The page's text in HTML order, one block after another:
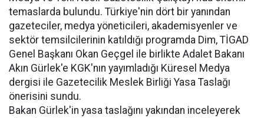
temaslarda bulundu. Türkiye'nin dört bir yanından
gazeteciler, medya yöneticileri, akademisyenler ve
sektör temsilcilerinin katıldığı programda Dim, TİGAD
Genel Başkanı Okan Geçgel ile birlikte Adalet Bakanı
Akın Gürlek'e KGK'nın yayımladığı Küresel Medya
dergisi ile Gazetecilik Meslek Birliği Yasa Taslağı
önerisini sundu.
Bakan Gürlek'in yasa taslağını yakından inceleyerek